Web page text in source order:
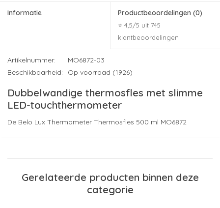
Informatie Productbeoordelingen (0)
⭐ 4,5/5 uit 745
klantbeoordelingen
Artikelnummer:
MO6872-03
Beschikbaarheid:
Op voorraad (1926)
Dubbelwandige thermosfles met slimme
LED-touchthermometer
De Belo Lux Thermometer Thermosfles 500 ml MO6872
aflezen. Ideaal voor koffie, thee of andere warme en koude
dranken tijdens het werk, onderweg of op reis.
Gerelateerde producten binnen deze
categorie